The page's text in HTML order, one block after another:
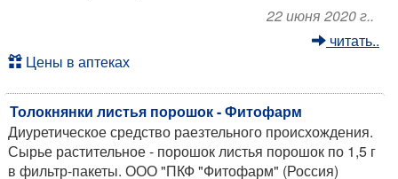
22 июня 2020 г..
читать..
Цены в аптеках
Толокнянки листья порошок - Фитофарм
Диуретическое средство раезтельного происхождения.
Сырье растительное - порошок листья порошок по 1,5 г
в фильтр-пакеты. ООО "ПКФ "Фитофарм" (Россия)